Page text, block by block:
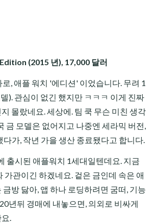
(2015 년), 17,000 달러
로, 애플 워치 '에디션' 이었습니다. 무려 1
). 관심이 없긴 했지만 ㅋㅋㅋ 이게 진짜
몰랐네요. 세상에. 팀 쿡 무슨 미친 생각
금 모델은 없어지고 나중엔 세라믹 버전,
가, 작년 가을 생산 종료됐다고 합니다.
출시된 애플워치 1세대일텐데요. 지금
가관이긴 하겠네요. 겉은 금인데 속은 애
방 닳아, 앱 하나 로딩하려면 굼떠, 기능
년뒤 경매에 내놓으면, 의외로 비싸게
.